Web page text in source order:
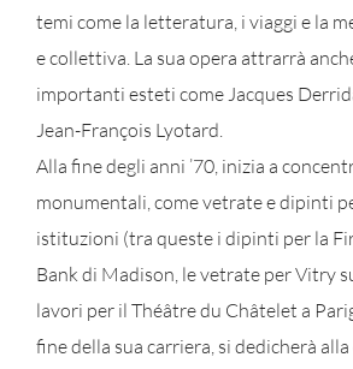
temi come la letteratura, i viaggi e la
e collettiva. La sua opera attrarrà
importanti esteti come Jacques
Jean-François Lyotard.
Alla fine degli anni ’70, inizia a
monumentali, come vetrate e dipinti
istituzioni (tra queste i dipinti per la
Bank di Madison, le vetrate per Vitry
lavori per il Théâtre du Châtelet a
fine della sua carriera, si dedicherà